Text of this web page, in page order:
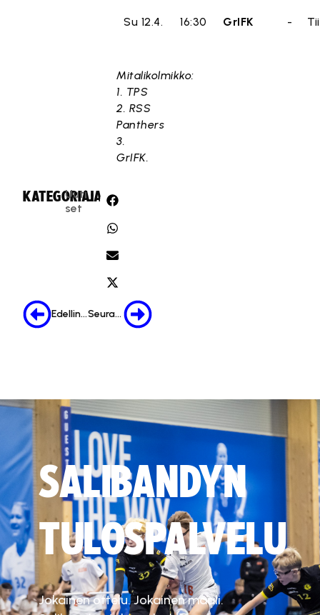
Su 12.4. 16:30 GrIFK -
Mitalikolmikko:
1. TPS
2. RSS
Panthers
3.
GrIFK.
KATEGORIA:
Uuti
set
JAA:
Edellinen Seuraava
SALIBANDYN
TULOSPALVELU
Jokainen ottelu. Jokainen maali.